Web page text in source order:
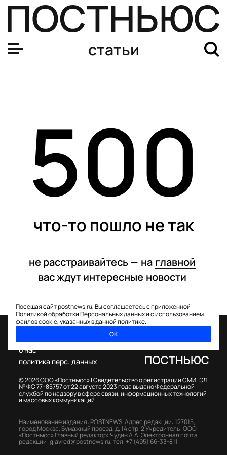
статьи
500
что-то пошло не так
не расстраивайтесь — на главной
вас ждут интересные новости
Посещая сайт postnews.ru, Вы соглашаетесь с приложенной
Политикой обработки Персональных данныхи с использованием
файлов cookie, указанных в данной политике.
ОК
© 2026 ООО «Постньюс» |Свидетельство о регистрации СМИ: ЭЛ
№ ФС 77–85757 от 22 августа 2023 года выдано Федеральной
службой по надзору в сфере связи, информационных технологий
и массовых коммуникаций
о нас
политика перс. данных
Наименование издания: POSTNEWS,Адрес редакции: 127015,
город Москва, Бумажный проезд, д. 14 стр. 2Учредитель: ООО
«Постньюс» Главный редактор: Чудин А.А.Электронная почта
редакции:glavred@postnews.ru,тел. +7 (495) 66-33-811